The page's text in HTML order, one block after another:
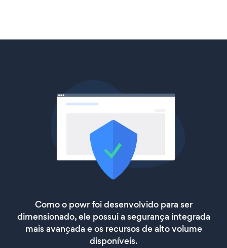
Como o powr foi desenvolvido para ser
dimensionado, ele possui a segurança integrada
mais avançada e os recursos de alto volume
disponíveis.